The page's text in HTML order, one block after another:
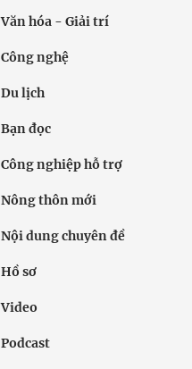
Văn hóa - Giải trí
Công nghệ
Du lịch
Bạn đọc
Công nghiệp hỗ trợ
Nông thôn mới
Nội dung chuyên đề
Hồ sơ
Video
Podcast